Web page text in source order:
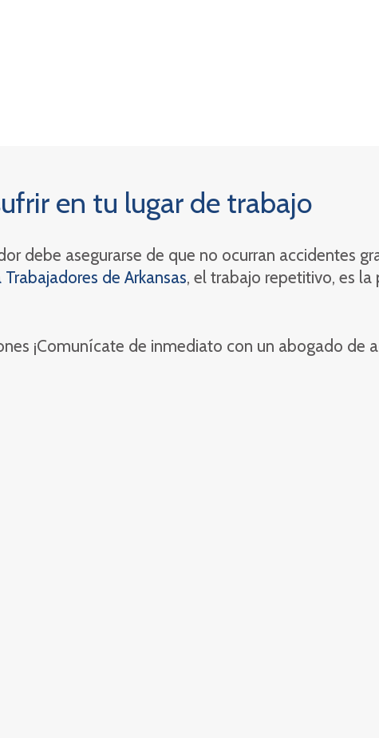
en tu lugar de trabajo
debe asegurarse de que no ocurran accidentes
de Arkansas, el trabajo repetitivo, es la
¡Comunícate de inmediato con un abogado de